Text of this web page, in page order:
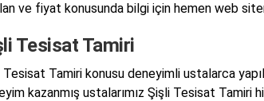
ve fiyat konusunda bilgi için hemen web
Tesisat Tamiri
Tesisat Tamiri konusu deneyimli ustalarca
kazanmış ustalarımız Şişli Tesisat Tamiri